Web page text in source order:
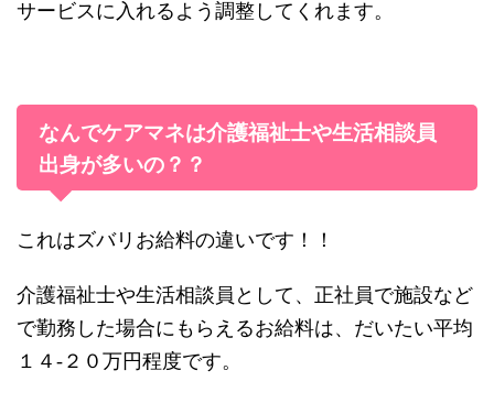
サービスに入れるよう調整してくれます。
なんでケアマネは介護福祉士や生活相談員
出身が多いの？？
これはズバリお給料の違いです！！
介護福祉士や生活相談員として、正社員で施設など
で勤務した場合にもらえるお給料は、だいたい平均
１４-２０万円程度です。